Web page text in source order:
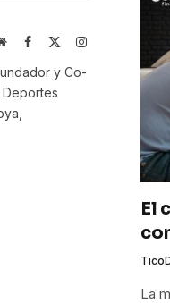
WebsiteFacebook Instagram
y Co-
El
La